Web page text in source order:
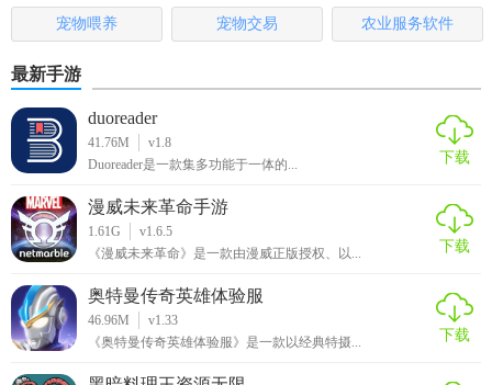
户始终能够享受到最新的娱乐内容。
乐影漫纯净版测评
乐影漫纯净版在资源整合、画质音质、功能实用性以及用户
体验等方面均表现出色。其简洁直观的界面设计和操作便捷
性使得用户能够快速上手并享受一站式的娱乐体验。此外，
软件还提供了丰富的音乐、影视和漫画资源以及实用的短视
频去水印、音频提取等功能，进一步增加了用户的使用乐趣
和便捷性。综上所述，乐影漫纯净版是一款值得用户尝试和
使用的娱乐软件。
宠物喂养 宠物交易 农业服务软件
最新手游
duoreader
41.76M
v1.8
Duoreader是一款集多功能于一体的...
下载
漫威未来革命手游
1.61G
v1.6.5
《漫威未来革命》是一款由漫威正版授权、以...
下载
奥特曼传奇英雄体验服
46.96M
v1.33
《奥特曼传奇英雄体验服》是一款以经典特摄...
下载